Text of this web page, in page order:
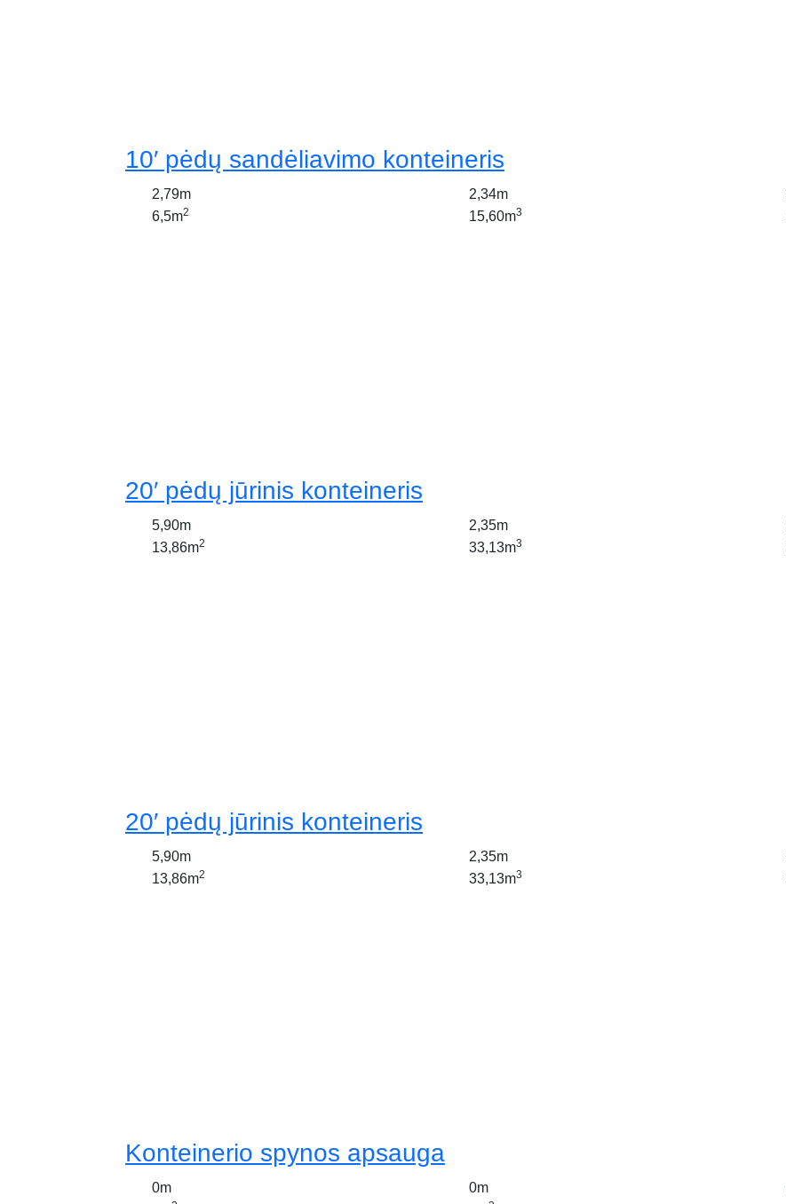
10′ pėdų sandėliavimo konteineris
2,79m 2,34m
6,5m2 15,60m3
20′ pėdų jūrinis konteineris
5,90m 2,35m
13,86m2 33,13m3
20′ pėdų jūrinis konteineris
5,90m 2,35m
13,86m2 33,13m3
Konteinerio spynos apsauga
0m 0m